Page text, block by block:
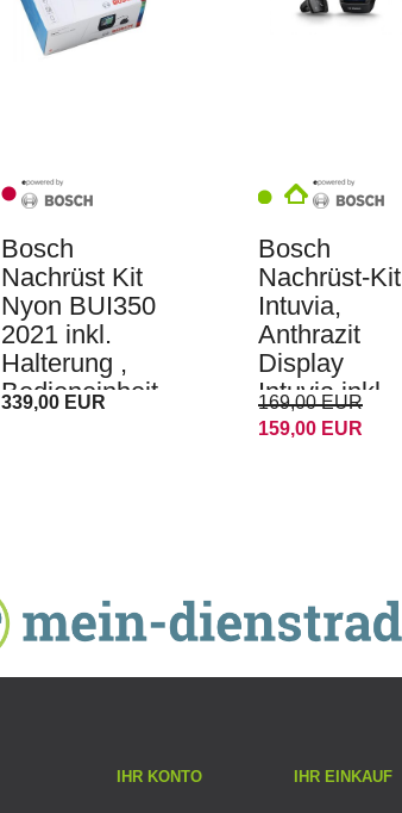
Bosch
Nachrüst Kit
Nyon BUI350
2021 inkl.
Halterung ,
Bedieneinheit
Umrüst Set
339,00 EUR
Bosch
Nachrüst-Kit
Intuvia,
Anthrazit
Display
Intuvia inkl.
Displayhalter,
169,00 EUR
159,00 EUR
IHR KONTO IHR EINKAUF